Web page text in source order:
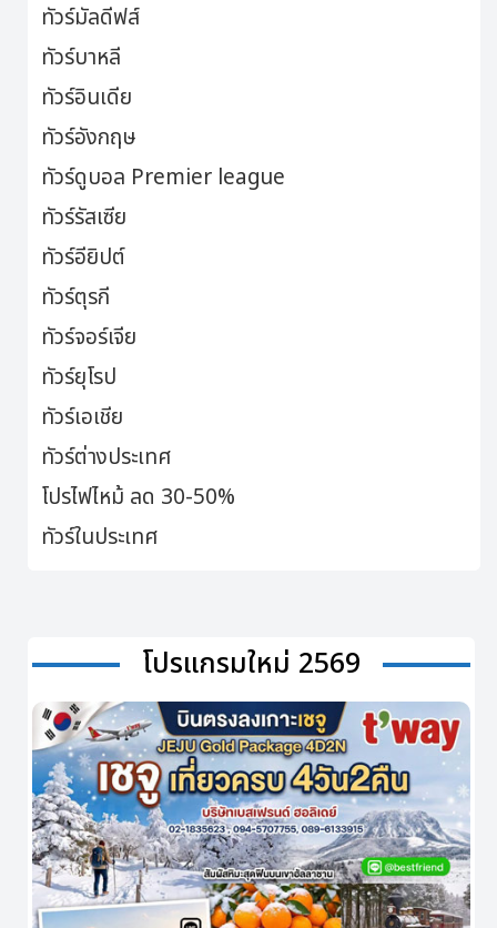
ทัวร์มัลดีฟส์
ทัวร์บาหลี
ทัวร์อินเดีย
ทัวร์อังกฤษ
ทัวร์ดูบอล Premier league
ทัวร์รัสเซีย
ทัวร์อียิปต์
ทัวร์ตุรกี
ทัวร์จอร์เจีย
ทัวร์ยุโรป
ทัวร์เอเชีย
ทัวร์ต่างประเทศ
โปรไฟไหม้ ลด 30-50%
ทัวร์ในประเทศ
โปรแกรมใหม่ 2569